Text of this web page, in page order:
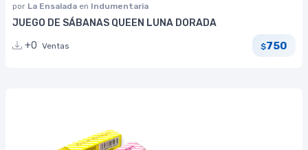
por La Ensalada en Indumentaria
JUEGO DE SÁBANAS QUEEN LUNA DORADA
+0 Ventas $750